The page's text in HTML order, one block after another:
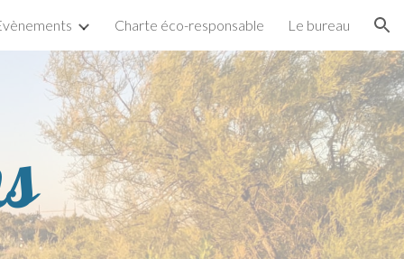
Charte éco-responsable Le bureau